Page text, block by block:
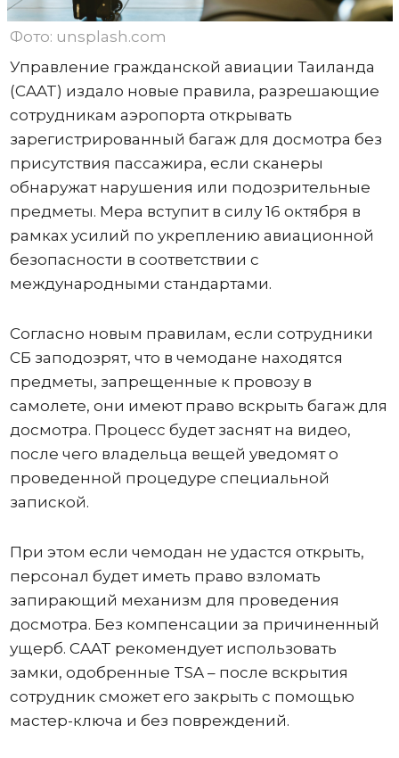
Фото: unsplash.com
Управление гражданской авиации Таиланда
(CAAT) издало новые правила, разрешающие
сотрудникам аэропорта открывать
зарегистрированный багаж для досмотра без
присутствия пассажира, если сканеры
обнаружат нарушения или подозрительные
предметы. Мера вступит в силу 16 октября в
рамках усилий по укреплению авиационной
безопасности в соответствии с
международными стандартами.
Согласно новым правилам, если сотрудники
СБ заподозрят, что в чемодане ​​находятся
предметы, запрещенные к провозу в
самолете, они имеют право вскрыть багаж для
досмотра. Процесс будет заснят на видео,
после чего владельца вещей уведомят о
проведенной процедуре специальной
запиской.
При этом если чемодан не удастся открыть,
персонал будет иметь право взломать
запирающий механизм для проведения
досмотра. Без компенсации за причиненный
ущерб. CAAT рекомендует использовать
замки, одобренные TSA – после вскрытия
сотрудник сможет его закрыть с помощью
мастер-ключа и без повреждений.